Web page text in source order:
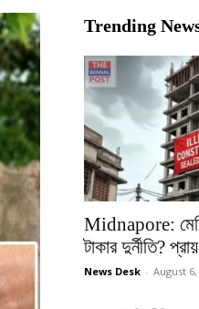
Trending
Midnapore:
টাকার দুর্নীতি?
News Desk - August